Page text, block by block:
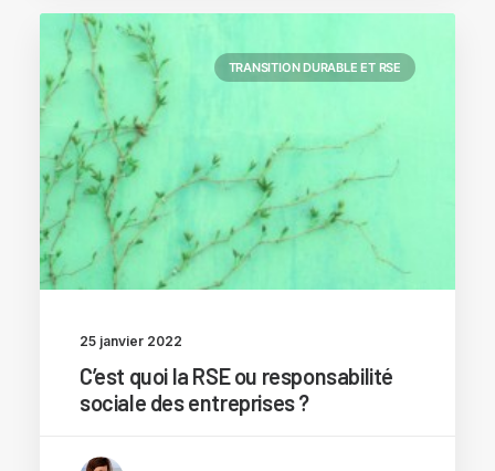
TRANSITION DURABLE ET RSE
25 janvier 2022
C’est quoi la RSE ou responsabilité
sociale des entreprises ?